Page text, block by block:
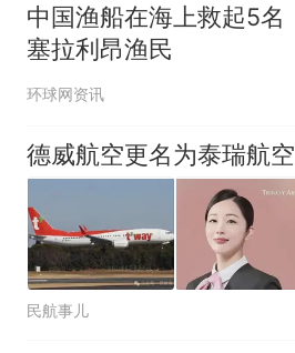
中国渔船在海上救起5名
塞拉利昂渔民
环球网资讯
德威航空更名为泰瑞航空
民航事儿